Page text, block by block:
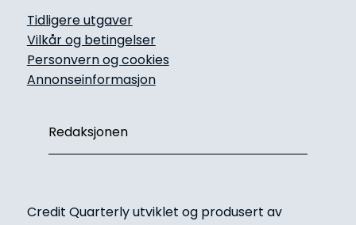
Tidligere utgaver
Vilkår og betingelser
Personvern og cookies
Annonseinformasjon
Redaksjonen
Credit Quarterly utviklet og produsert av